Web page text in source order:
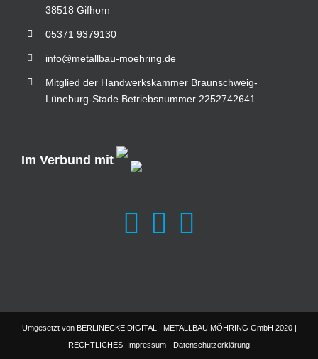
38518 Gifhorn
05371 9379130
info@metallbau-moehring.de
Mitglied der Handwerkskammer Braunschweig-
Lüneburg-Stade Betriebsnummer 2252742641
Im Verbund mit
Umgesetzt von BERLINECKE.DIGITAL
| METALLBAU MÖHRING GmbH 2020 |
RECHTLICHES: Impressum - Datenschutzerklärung